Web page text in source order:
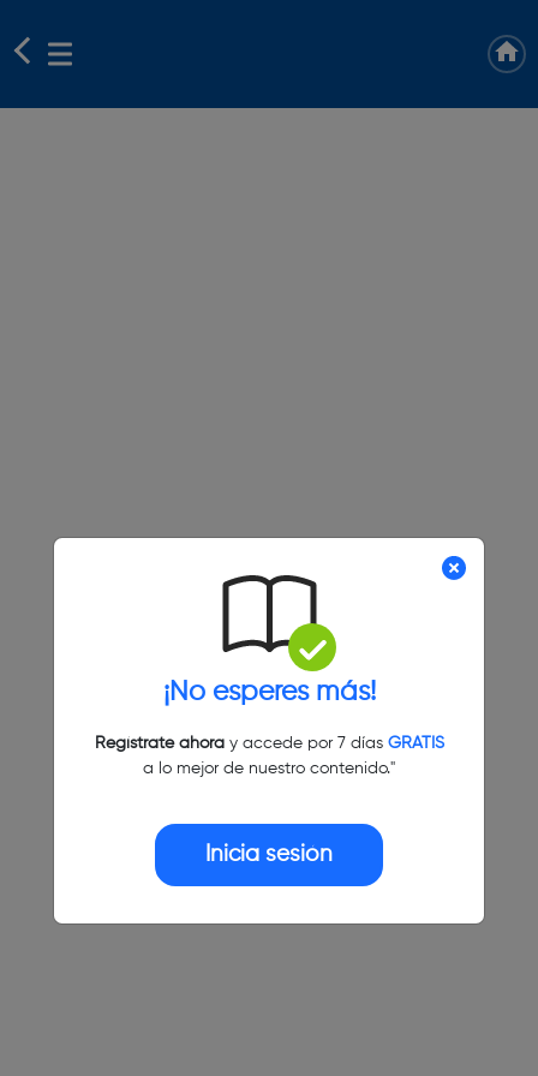
¡No esperes más!
Regístrate ahoray accede por 7 días GRATIS
a lo mejor de nuestro contenido."
Inicia sesión